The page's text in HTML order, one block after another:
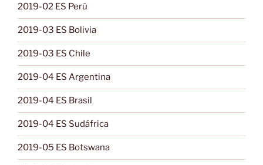
2019-02 ES Perú
2019-03 ES Bolivia
2019-03 ES Chile
2019-04 ES Argentina
2019-04 ES Brasil
2019-04 ES Sudáfrica
2019-05 ES Botswana